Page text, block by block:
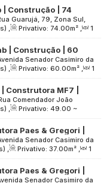
Construção | 74
| varanda gourmet |
Guarujá, 79, Zona Sul,
São Paulo, Brasil
, Privativo: 74.00m² ,
1
, Útil: 74.00m² ,
Terreno:
| Construção | 60
| varanda gourmet |
Senador Casimiro da
Mirandópolis, São Paulo,
, Privativo: 60.00m² ,
1
, Útil: 60.00m² ,
Terreno:
Construtora MF7 |
dormitórios | suíte |
Comendador João
Mirandópolis, São Paulo,
, Privativo: 49.00 ~
, 1 Vaga(s) ,
Útil:
Paes & Gregori |
dormitórios | com
Senador Casimiro da
Mirandópolis, São Paulo,
, Privativo: 37.00m² ,
1
2401.00m²
Paes & Gregori |
Senador Casimiro da